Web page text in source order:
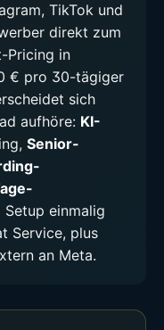
TikTok und
direkt zum
Pricing in
€ pro 30-tägiger
sich
aufhöre: KI-
Senior-
einmalig
Service, plus
an Meta.